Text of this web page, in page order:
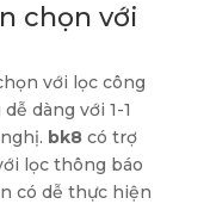
chọn với
với lọc công
dàng với 1-1
bk8có trợ
lọc thông báo
có dễ thực hiện